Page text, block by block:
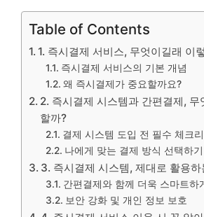
Table of Contents
1. 즉시결제 서비스, 무엇이길래 이
즉시결제 서비스의 기본 개념
왜 즉시결제가 중요할까요?
2. 즉시결제 시스템과 간편결제, 무
할까?
결제 시스템 도입 전 필수 체크
나에게 맞는 결제 방식 선택하기
3. 즉시결제 시스템, 제대로 활용하
간편결제와 함께 더욱 스마트하
보안 강화 및 개인 정보 보호